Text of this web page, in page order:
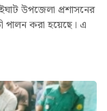
উপজেলা প্রশাসনের
পালন করা হয়েছে। এ